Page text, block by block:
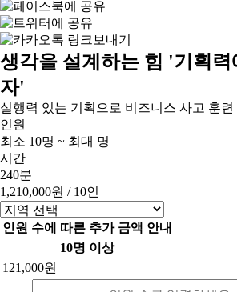
생각을 설계하는 힘 '기획력
자'
실행력 있는 기획으로 비즈니스 사고 훈련
인원
최소 10명 ~ 최대 명
시간
240분
1,210,000원 / 10인
인원 수에 따른 추가 금액 안내
10명 이상
121,000원